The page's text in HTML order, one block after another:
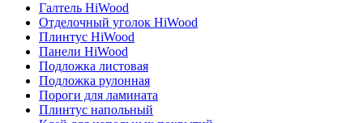
Галтель HiWood
Отделочный уголок HiWood
Плинтус HiWood
Панели HiWood
Подложка листовая
Подложка рулонная
Пороги для ламината
Плинтус напольный